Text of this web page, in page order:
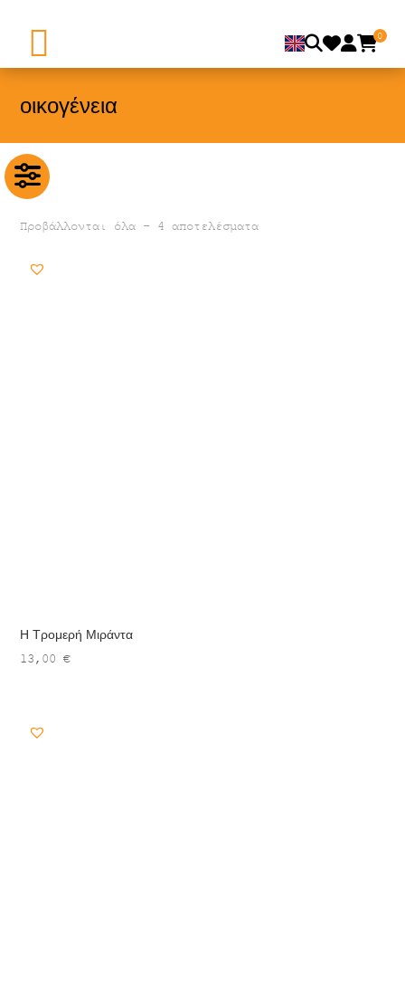
0
οικογένεια
Προβάλλονται όλα - 4 αποτελέσματα
Η Τρομερή Μιράντα
13,00€